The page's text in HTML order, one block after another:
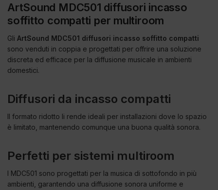
ArtSound MDC501 diffusori incasso
soffitto compatti per multiroom
Gli ArtSound MDC501 diffusori incasso soffitto compatti
sono venduti in coppia e progettati per offrire una soluzione
discreta ed efficace per la diffusione musicale in ambienti
domestici.
Diffusori da incasso compatti
Il formato ridotto li rende ideali per installazioni dove lo spazio
è limitato, mantenendo comunque una buona qualità sonora.
Perfetti per sistemi multiroom
I MDC501 sono progettati per la musica di sottofondo in più
ambienti, garantendo una diffusione sonora uniforme e